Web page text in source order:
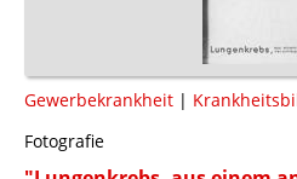
Gewerbekrankheit |
Fotografie